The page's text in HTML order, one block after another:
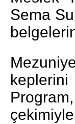
Sema
keplerini